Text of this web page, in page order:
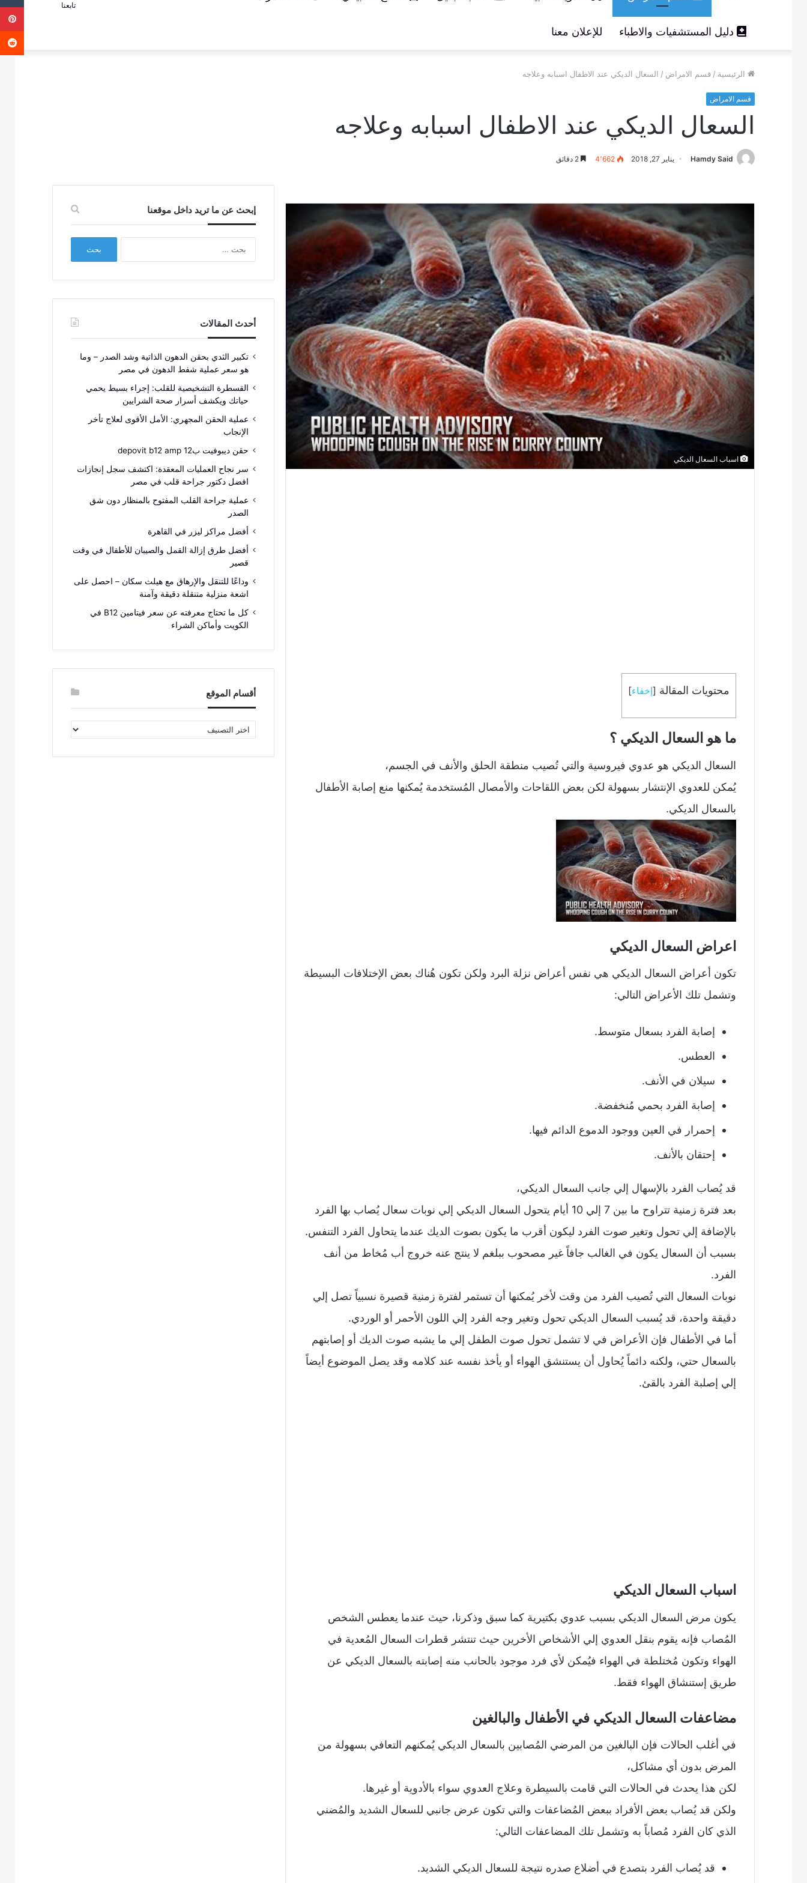
دليل المستشفيات والاطباء للإعلان معنا
تابعنا
الرئيسية / قسم الامراض / السعال الديكي عند الاطفال اسبابه وعلاجه
قسم الامراض
السعال الديكي عند الاطفال اسبابه وعلاجه
Hamdy Said يناير 27, 2018 4٬662
اسباب السعال الديكي
محتويات المقالة [إخفاء]
ما هو السعال الديكي ؟
السعال الديكي هو عدوي فيروسية والتي تُصيب منطقة الحلق والأنف في الجسم،
يُمكن للعدوي الإنتشار بسهولة لكن بعض اللقاحات والأمصال المُستخدمة يُمكنها منع إصابة الأطفال
بالسعال الديكي.
اعراض السعال الديكي
تكون أعراض السعال الديكي هي نفس أعراض نزلة البرد ولكن تكون هُناك بعض الإختلافات البسيطة
وتشمل تلك الأعراض التالي:
إصابة الفرد بسعال متوسط.
العطس.
سيلان في الأنف.
إصابة الفرد بحمي مُنخفضة.
إحمرار في العين ووجود الدموع الدائم فيها.
إحتقان بالأنف.
قد يُصاب الفرد بالإسهال إلي جانب السعال الديكي،
بعد فترة زمنية تتراوح ما بين 7 إلي 10 أيام يتحول السعال الديكي إلي نوبات سعال يُصاب بها الفرد
بالإضافة إلي تحول وتغير صوت الفرد ليكون أقرب ما يكون بصوت الديك عندما يتحاول الفرد التنفس.
بسبب أن السعال يكون في الغالب جافاً غير مصحوب ببلغم لا ينتج عنه خروج أب مُخاط من أنف
الفرد.
نوبات السعال التي تُصيب الفرد من وقت لأخر يُمكنها أن تستمر لفترة زمنية قصيرة نسبياً تصل إلي
دقيقة واحدة، قد يُسبب السعال الديكي تحول وتغير وجه الفرد إلي اللون الأحمر أو الوردي.
أما في الأطفال فإن الأعراض في لا تشمل تحول صوت الطفل إلي ما يشبه صوت الديك أو إصابتهم
بالسعال حتي، ولكنه دائماً يُحاول أن يستنشق الهواء أو يأخذ نفسه عند كلامه وقد يصل الموضوع أيضاً
إلي إصلبة الفرد بالقئ.
اسباب السعال الديكي
يكون مرض السعال الديكي بسبب عدوي بكتيرية كما سبق وذكرنا، حيث عندما يعطس الشخص
المُصاب فإنه يقوم بنقل العدوي إلي الأشخاص الأخرين حيث تنتشر قطرات السعال المُعدية في
الهواء وتكون مُختلطة في الهواء فيُمكن لأي فرد موجود بالحانب منه إصابته بالسعال الديكي عن
طريق إستنشاق الهواء فقط.
مضاعفات السعال الديكي في الأطفال والبالغين
في أغلب الحالات فإن البالغين من المرضي المُصابين بالسعال الديكي يُمكنهم التعافي بسهولة من
المرض بدون أي مشاكل،
لكن هذا يحدث في الحالات التي قامت بالسيطرة وعلاج العدوي سواء بالأدوية أو غيرها.
ولكن قد يُصاب بعض الأفراد ببعض المُضاعفات والتي تكون عرض جانبي للسعال الشديد والمُضني
الذي كان الفرد مُصاباً به وتشمل تلك المضاعفات التالي:
قد يُصاب الفرد بتصدع في أضلاع صدره نتيجة للسعال الديكي الشديد.
إبحث عن ما تريد داخل موقعنا
أحدث المقالات
تكبير الثدي بحقن الدهون الذاتية وشد الصدر – وما
هو سعر عملية شفط الدهون في مصر
القسطرة التشخيصية للقلب: إجراء بسيط يحمي
حياتك ويكشف أسرار صحة الشرايين
عملية الحقن المجهري: الأمل الأقوى لعلاج تأخر
الإنجاب
حقن ديبوفيت ب12 depovit b12 amp
سر نجاح العمليات المعقدة: اكتشف سجل إنجازات
افضل دكتور جراحة قلب في مصر
عملية جراحة القلب المفتوح بالمنظار دون شق
الصدر
أفضل مراكز ليزر في القاهرة
أفضل طرق إزالة القمل والصيبان للأطفال في وقت
قصير
وداعًا للتنقل والإرهاق مع هيلث سكان – احصل على
اشعة منزلية متنقلة دقيقة وآمنة
كل ما تحتاج معرفته عن سعر فيتامين B12 في
الكويت وأماكن الشراء
أقسام الموقع
أقسام
الموقع